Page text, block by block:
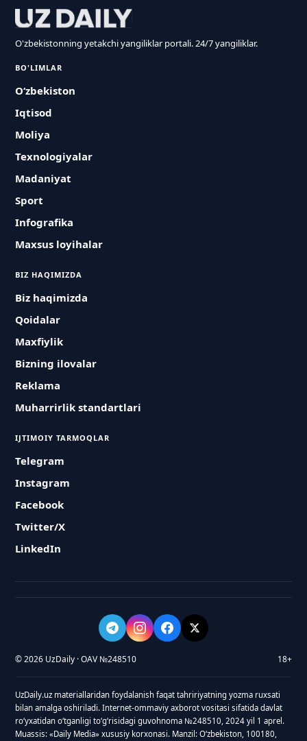
O'zbekistonning yetakchi yangiliklar portali. 24/7 yangiliklar.
BO'LIMLAR
O‘zbekiston
Iqtisod
Moliya
Texnologiyalar
Madaniyat
Sport
Infografika
Maxsus loyihalar
BIZ HAQIMIZDA
Biz haqimizda
Qoidalar
Maxfiylik
Bizning ilovalar
Reklama
Muharrirlik standartlari
IJTIMOIY TARMOQLAR
Telegram
Instagram
Facebook
Twitter/X
LinkedIn
© 2026 UzDaily · OAV №248510 18+
UzDaily.uz materiallaridan foydalanish faqat tahririyatning yozma ruxsati
bilan amalga oshiriladi. Internet-ommaviy axborot vositasi sifatida davlat
roʻyxatidan oʻtganligi toʻgʻrisidagi guvohnoma №248510, 2024 yil 1 aprel.
Muassis: «Daily Media» xususiy korxonasi. Manzil: Oʻzbekiston, 100180,